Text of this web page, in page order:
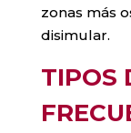
zonas más
disimular.
TIPOS